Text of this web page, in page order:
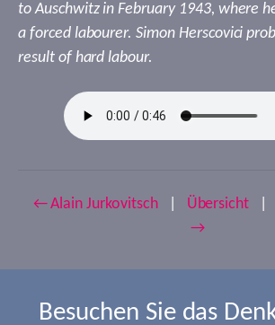
to Auschwitz in February 1943, where
a forced labourer. Simon Herscovici
result of hard labour.
← Alain Jurkovitsch Übersicht
→
Besuchen Sie das